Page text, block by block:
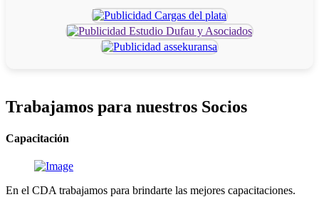
Trabajamos para nuestros Socios
Capacitación
En el CDA trabajamos para brindarte las mejores capacitaciones.